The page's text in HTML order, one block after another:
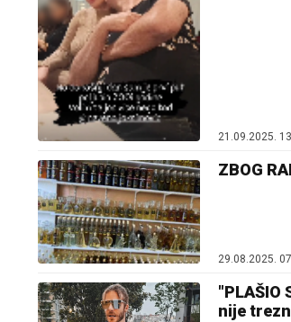
21.09.2025.
ZBOG
29.08.2025.
"PLAŠIO
nije